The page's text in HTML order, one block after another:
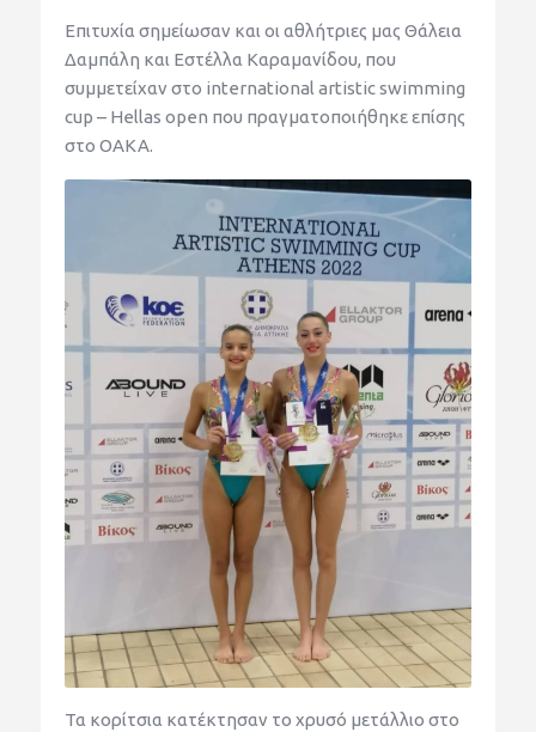
Επιτυχία σημείωσαν και οι αθλήτριες μας Θάλεια
Δαμπάλη και Εστέλλα Καραμανίδου, που
συμμετείχαν στο international artistic swimming
cup – Hellas open που πραγματοποιήθηκε επίσης
στο ΟΑΚΑ.
Τα κορίτσια κατέκτησαν το χρυσό μετάλλιο στο